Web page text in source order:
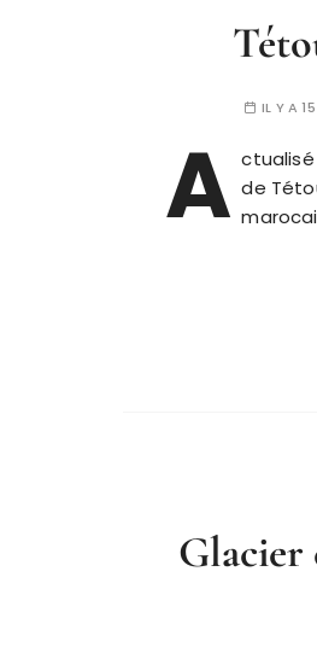
IL Y A
A ctualisé
de
Glacier